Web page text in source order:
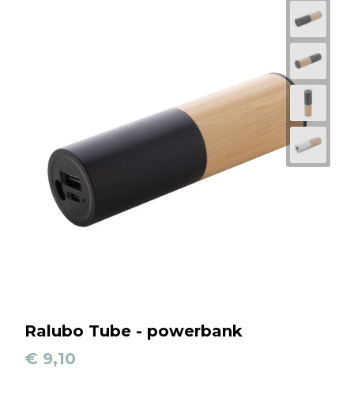
Ralubo Tube - powerbank
€ 9,10